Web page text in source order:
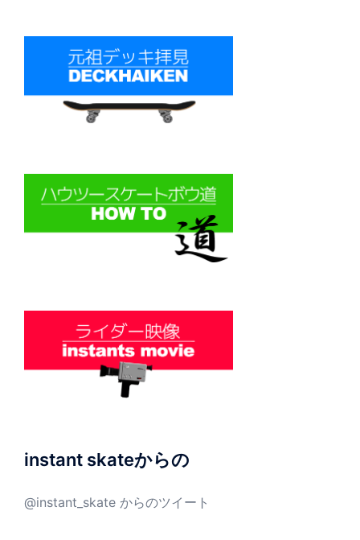
instant skateからの
@instant_skate からのツイート